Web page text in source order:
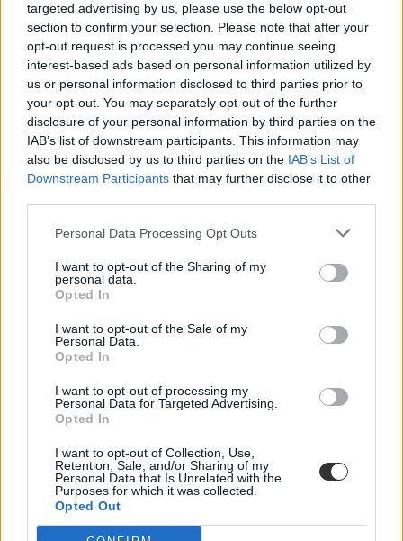
targeted advertising by us, please use the below opt-out
section to confirm your selection. Please note that after your
opt-out request is processed you may continue seeing
interest-based ads based on personal information utilized by
us or personal information disclosed to third parties prior to
your opt-out. You may separately opt-out of the further
disclosure of your personal information by third parties on the
IAB’s list of downstream participants. This information may
also be disclosed by us to third parties on the IAB’s List of
Downstream Participants that may further disclose it to other
Personal Data Processing Opt Outs
I want to opt-out of the Sharing of my
personal data.
Opted In
I want to opt-out of the Sale of my
Personal Data.
Opted In
I want to opt-out of processing my
Personal Data for Targeted Advertising.
Opted In
I want to opt-out of Collection, Use,
Retention, Sale, and/or Sharing of my
Personal Data that Is Unrelated with the
Purposes for which it was collected.
Opted Out
TED-Ed
kétnyelvűség
ted-videó